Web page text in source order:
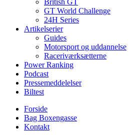
British GT
GT World Challenge
24H Series
Artikelserier
Guides
Motorsport og uddannelse
Raceriværksætterne
Power Ranking
Podcast
Pressemeddelelser
Biltest
Forside
Bag Boxengasse
Kontakt